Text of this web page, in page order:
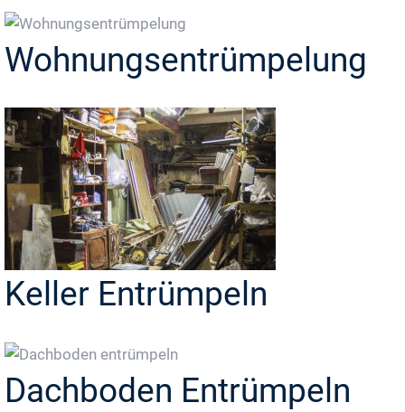
Wohnungsentrümpelung
Keller Entrümpeln
Dachboden Entrümpeln